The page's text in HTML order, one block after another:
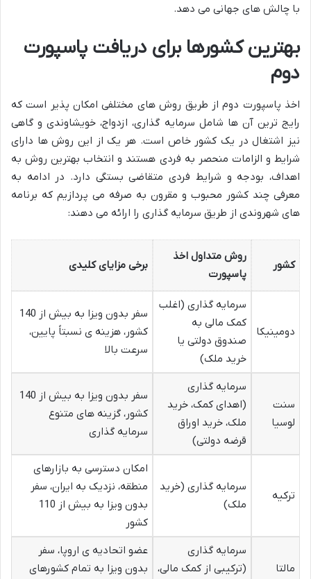
با چالش های جهانی می دهد.
بهترین کشورها برای دریافت پاسپورت
دوم
اخذ پاسپورت دوم از طریق روش های مختلفی امکان پذیر است که
رایج ترین آن ها شامل سرمایه گذاری، ازدواج، خویشاوندی و گاهی
نیز اشتغال در یک کشور خاص است. هر یک از این روش ها دارای
شرایط و الزامات منحصر به فردی هستند و انتخاب بهترین روش به
اهداف، بودجه و شرایط فردی متقاضی بستگی دارد. در ادامه به
معرفی چند کشور محبوب و مقرون به صرفه می پردازیم که برنامه
های شهروندی از طریق سرمایه گذاری را ارائه می دهند:
کشور
روش متداول اخذ
پاسپورت
برخی مزایای کلیدی
دومینیکا
سرمایه گذاری (اغلب
کمک مالی به
صندوق دولتی یا
خرید ملک)
سفر بدون ویزا به بیش از 140
کشور، هزینه ی نسبتاً پایین،
سرعت بالا
سنت
لوسیا
سرمایه گذاری
(اهدای کمک، خرید
ملک، خرید اوراق
قرضه دولتی)
سفر بدون ویزا به بیش از 140
کشور، گزینه های متنوع
سرمایه گذاری
ترکیه
سرمایه گذاری (خرید
ملک)
امکان دسترسی به بازارهای
منطقه، نزدیک به ایران، سفر
بدون ویزا به بیش از 110
کشور
مالتا
سرمایه گذاری
(ترکیبی از کمک مالی،
عضو اتحادیه ی اروپا، سفر
بدون ویزا به تمام کشورهای